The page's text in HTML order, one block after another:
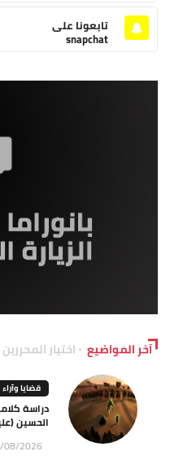
تابعونا على
snapchat
آخر المواضيع اختيار المحررين
قضايا وآراء
دراسة
الحسين
08/2026